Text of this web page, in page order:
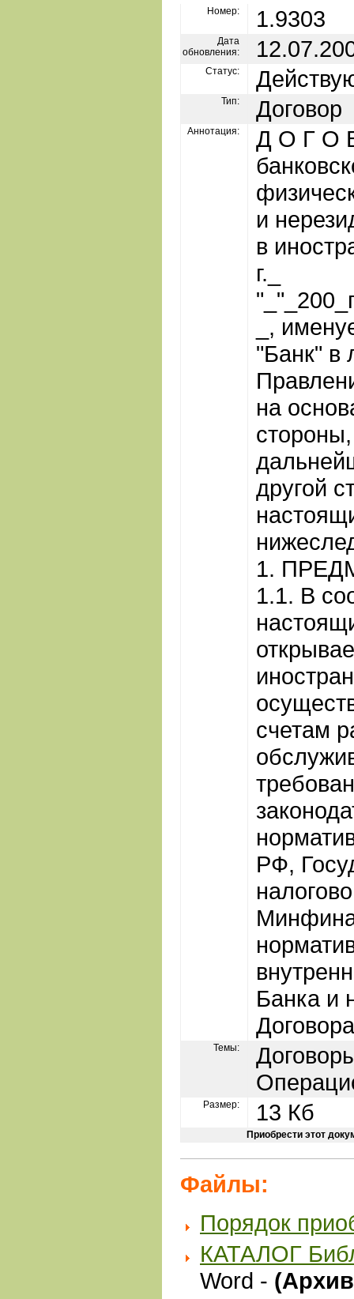
Номер: 1.9303
Дата
обновления:
Статус:
Тип: Договор
Аннотация:
Д О Г О
и
в
г._
_,
"Банк" в
на
другой
1.
1.1. В
счетам
РФ,
Банка и
Темы:
Размер: 13 Кб
Приобрести этот
Файлы:
Порядок
КАТАЛОГ
Word -